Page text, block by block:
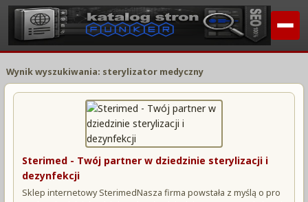
Wynik wyszukiwania: sterylizator medyczny
Sterimed - Twój partner w dziedzinie sterylizacji i
dezynfekcji
Sklep internetowy SterimedNasza firma powstała z myślą o pro